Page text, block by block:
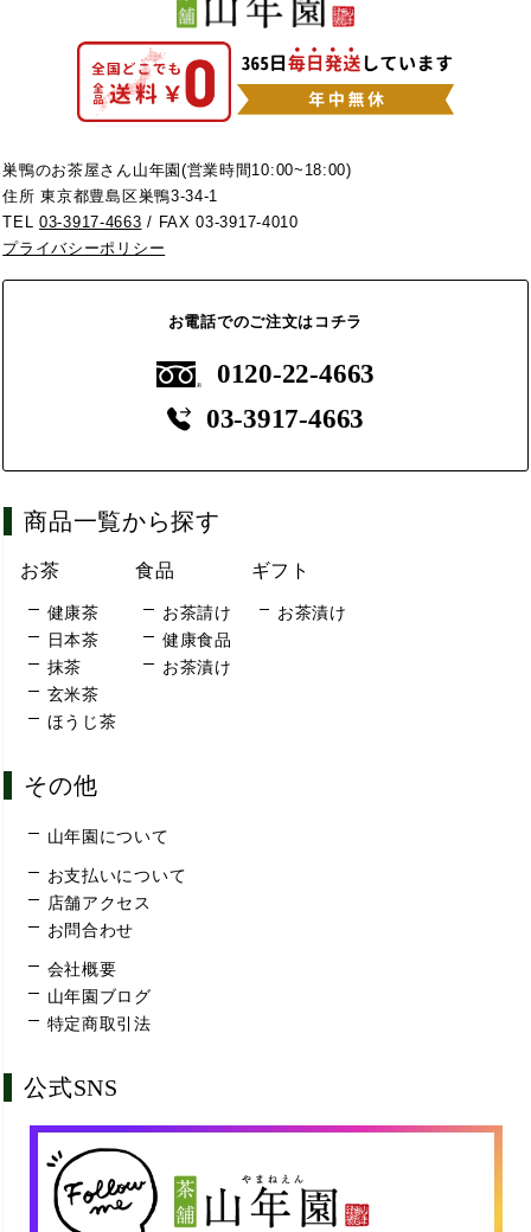
巣鴨のお茶屋さん山年園(営業時間10:00~18:00)
住所 東京都豊島区巣鴨3-34-1
TEL03-3917-4663 / FAX 03-3917-4010
プライバシーポリシー
お電話でのご注文はコチラ
0120-22-4663
03-3917-4663
商品一覧から探す
お茶
健康茶
日本茶
抹茶
玄米茶
ほうじ茶
食品
お茶請け
健康食品
お茶漬け
ギフト
お茶漬け
その他
山年園について
お支払いについて
店舗アクセス
お問合わせ
会社概要
山年園ブログ
特定商取引法
公式SNS